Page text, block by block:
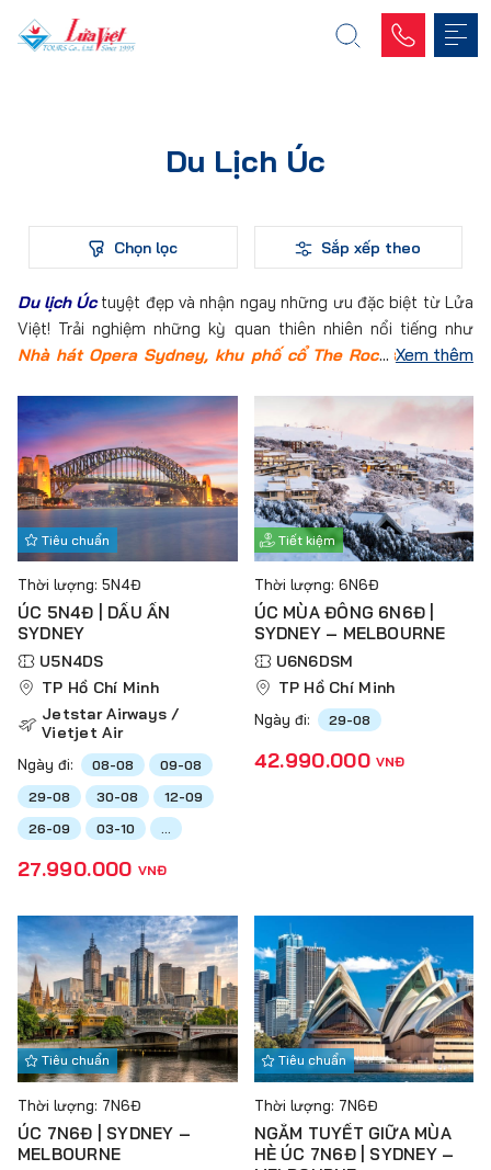
Du Lịch Úc
Chọn lọc Sắp xếp theo
Du lịch Úctuyệt đẹp và nhận ngay những ưu đặc biệt từ Lửa
Việt! Trải nghiệm những kỳ quan thiên nhiên nổi tiếng như
Nhà hát Opera Sydney, khu phố cổ The Rocks, Nhà thờ
mới lạ như khám phá nền văn hóa mới, thưởng thức ẩm thực
đặc trưng và tham gia vào những hoạt động thú vị tại xứ sở
Nam Bán Cầu.
Xem thêm
Tiêu chuẩn
Thời lượng: 5N4Đ
ÚC 5N4Đ | DẤU ẤN
SYDNEY
U5N4DS
TP Hồ Chí Minh
Jetstar Airways /
Vietjet Air
Ngày đi: 08-08
09-08
29-08
30-08
12-09
26-09
03-10 ...
27.990.000 VNĐ
Tiết kiệm
Thời lượng: 6N6Đ
ÚC MÙA ĐÔNG 6N6Đ |
SYDNEY – MELBOURNE
U6N6DSM
TP Hồ Chí Minh
Ngày đi: 29-08
42.990.000 VNĐ
Tiêu chuẩn
Thời lượng: 7N6Đ
ÚC 7N6Đ | SYDNEY –
MELBOURNE
Tiêu chuẩn
Thời lượng: 7N6Đ
NGẮM TUYẾT GIỮA MÙA
HÈ ÚC 7N6Đ | SYDNEY –